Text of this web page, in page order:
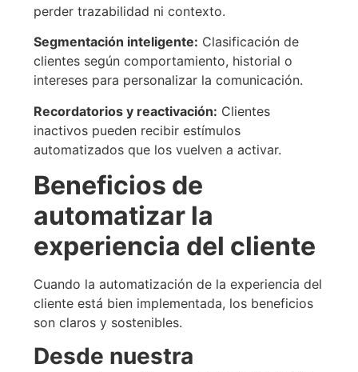
perder trazabilidad ni contexto.
Segmentación inteligente: Clasificación de
clientes según comportamiento, historial o
intereses para personalizar la comunicación.
Recordatorios y reactivación: Clientes
inactivos pueden recibir estímulos
automatizados que los vuelven a activar.
Beneficios de
automatizar la
experiencia del cliente
Cuando la automatización de la experiencia del
cliente está bien implementada, los beneficios
son claros y sostenibles.
Desde nuestra